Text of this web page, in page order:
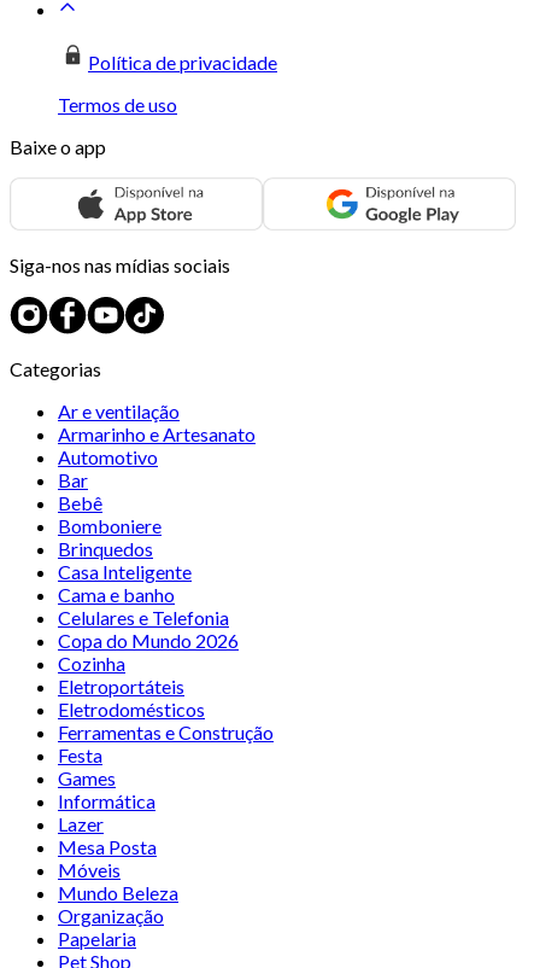
Política de privacidade
Termos de uso
Baixe o app
Siga-nos nas mídias sociais
Categorias
Ar e ventilação
Armarinho e Artesanato
Automotivo
Bar
Bebê
Bomboniere
Brinquedos
Casa Inteligente
Cama e banho
Celulares e Telefonia
Copa do Mundo 2026
Cozinha
Eletroportáteis
Eletrodomésticos
Ferramentas e Construção
Festa
Games
Informática
Lazer
Mesa Posta
Móveis
Mundo Beleza
Organização
Papelaria
Pet Shop